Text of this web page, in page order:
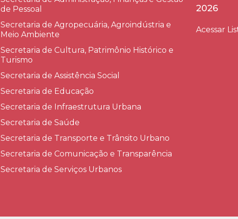
de Pessoal
Secretaria de Agropecuária, Agroindústria e
Meio Ambiente
Secretaria de Cultura, Patrimônio Histórico e
Turismo
Secretaria de Assistência Social
Secretaria de Educação
Secretaria de Infraestrutura Urbana
Secretaria de Saúde
Secretaria de Transporte e Trânsito Urbano
Secretaria de Comunicação e Transparência
Secretaria de Serviços Urbanos
2026
Acessar